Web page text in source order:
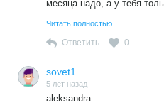
месяца надо, а у тебя
духом, никаким боком к
после. Ну не успел, он же
бросятся это исполнять.
опять все спокойно. Все
Читать полностью
Ответить 0
sovet1
5 лет назад
aleksandra